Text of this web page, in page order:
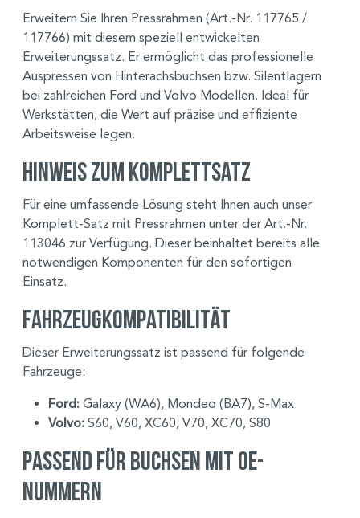
Erweitern Sie Ihren Pressrahmen (Art.-Nr. 117765 /
117766) mit diesem speziell entwickelten
Erweiterungssatz. Er ermöglicht das professionelle
Auspressen von Hinterachsbuchsen bzw. Silentlagern
bei zahlreichen Ford und Volvo Modellen. Ideal für
Werkstätten, die Wert auf präzise und effiziente
Arbeitsweise legen.
Hinweis zum Komplettsatz
Für eine umfassende Lösung steht Ihnen auch unser
Komplett-Satz mit Pressrahmen unter der Art.-Nr.
113046 zur Verfügung. Dieser beinhaltet bereits alle
notwendigen Komponenten für den sofortigen
Einsatz.
Fahrzeugkompatibilität
Dieser Erweiterungssatz ist passend für folgende
Fahrzeuge:
Ford: Galaxy (WA6), Mondeo (BA7), S-Max
Volvo: S60, V60, XC60, V70, XC70, S80
Passend für Buchsen mit OE-
Nummern